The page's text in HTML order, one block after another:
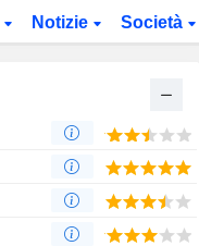
Notizie Società